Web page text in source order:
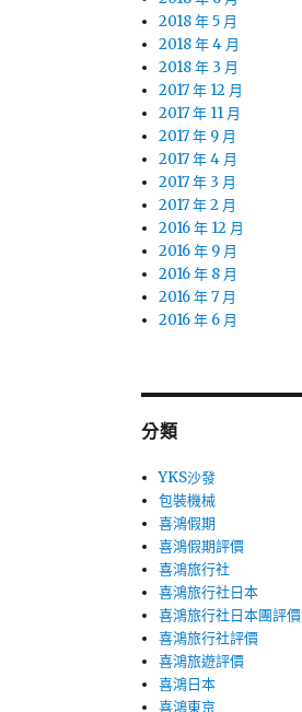
2018 年 5 月
2018 年 4 月
2018 年 3 月
2017 年 12 月
2017 年 11 月
2017 年 9 月
2017 年 4 月
2017 年 3 月
2017 年 2 月
2016 年 12 月
2016 年 9 月
2016 年 8 月
2016 年 7 月
2016 年 6 月
分類
YKS沙發
包裝機械
喜鴻假期
喜鴻假期評價
喜鴻旅行社
喜鴻旅行社日本
喜鴻旅行社日本團評價
喜鴻旅行社評價
喜鴻旅遊評價
喜鴻日本
喜鴻東京